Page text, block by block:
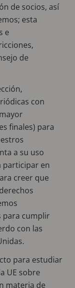
de socios, así
esta
e
de
con
finales) para
a su uso
participar en
creer que
para cumplir
con las
para estudiar
UE sobre
materia de